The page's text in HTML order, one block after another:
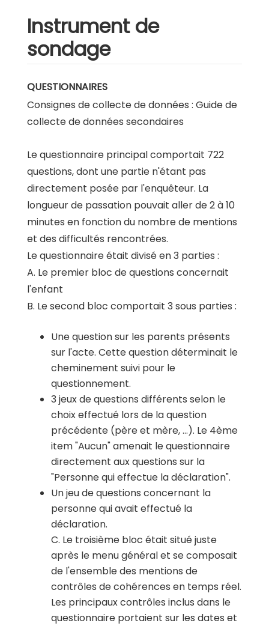
Instrument de
sondage
QUESTIONNAIRES
Consignes de collecte de données : Guide de
collecte de données secondaires
Le questionnaire principal comportait 722
questions, dont une partie n'étant pas
directement posée par l'enquêteur. La
longueur de passation pouvait aller de 2 à 10
minutes en fonction du nombre de mentions
et des difficultés rencontrées.
Le questionnaire était divisé en 3 parties :
A. Le premier bloc de questions concernait
l'enfant
B. Le second bloc comportait 3 sous parties :
Une question sur les parents présents
sur l'acte. Cette question déterminait le
cheminement suivi pour le
questionnement.
3 jeux de questions différents selon le
choix effectué lors de la question
précédente (père et mère, ...). Le 4ème
item "Aucun" amenait le questionnaire
directement aux questions sur la
"Personne qui effectue la déclaration".
Un jeu de questions concernant la
personne qui avait effectué la
déclaration.
C. Le troisième bloc était situé juste
après le menu général et se composait
de l'ensemble des mentions de
contrôles de cohérences en temps réel.
Les principaux contrôles inclus dans le
questionnaire portaient sur les dates et